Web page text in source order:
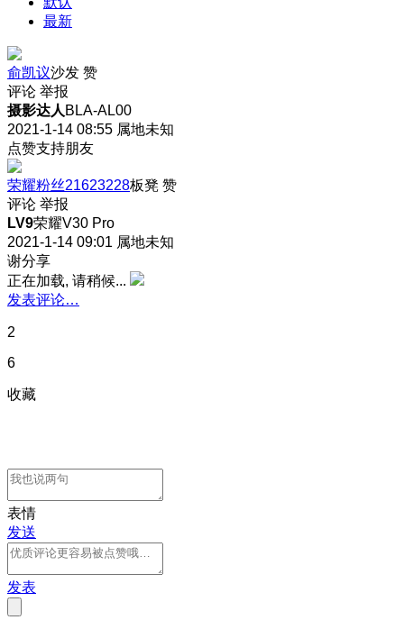
最新
俞凯议沙发 赞
评论 举报
摄影达人 BLA-AL00
2021-1-14 08:55 属地未知
点赞支持朋友
荣耀粉丝21623228板凳 赞
评论 举报
LV9荣耀V30 Pro
2021-1-14 09:01 属地未知
谢分享
正在加载, 请稍候...
发表评论…
2
6
收藏
表情
发送
发表